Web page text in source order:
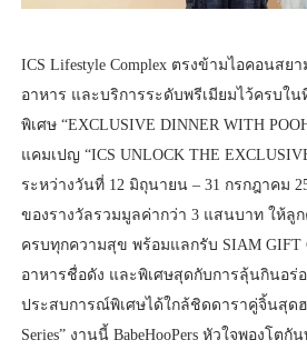
ICS Lifestyle Complex ตรงข้ามไอคอนส
อาหาร และบริการระดับพรีเมียมไว้ครบใน
พิเศษ “EXCLUSIVE DINNER WITH
แคมเปญ “ICS UNLOCK THE
ระหว่างวันที่ 12 มิถุนายน – 31 กรกฎาคม
ของรางวัลรวมมูลค่ากว่า 3 แสนบาท ให้ลู
ครบทุกความสุข พร้อมแลกรับ SIAM GIFT
อาหารชื่อดัง และพิเศษสุดกับการลุ้นกินอร่
ประสบการณ์พิเศษได้ใกล้ชิดดาราคู่จิ้นสุดฮ
Series” งานนี้ BabeHooPers หัวใจพองโตกั